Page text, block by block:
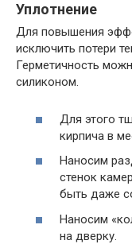
Уплотнение
Для повышения
исключить потери
Герметичность
силиконом.
Для этого
кирпича в
Наносим
стенок
быть даже
Наносим
на дверку.